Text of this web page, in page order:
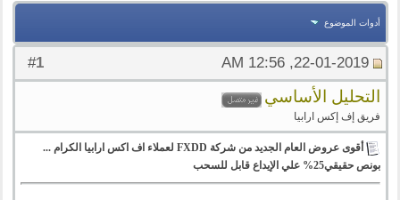
أدوات الموضوع
#
1 22-01-2019, 12:56 AM
التحليل الأساسي
فريق إف إكس ارابيا
أقوى عروض العام الجديد من شركة FXDD لعملاء اف اكس ارابيا الكرام ...
بونص حقيقي25% علي الإيداع قابل للسحب